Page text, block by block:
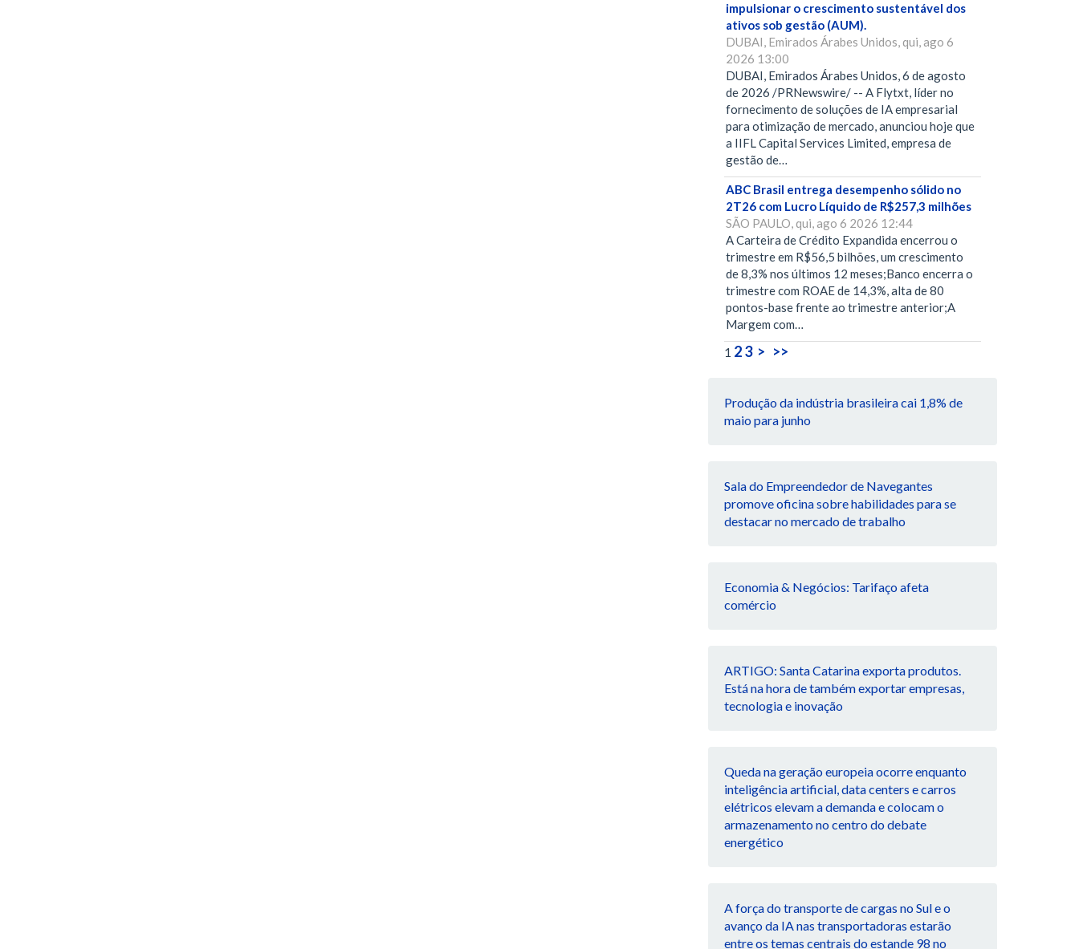
impulsionar o crescimento sustentável dos
ativos sob gestão (AUM).
DUBAI, Emirados Árabes Unidos, qui, ago 6
2026 13:00
DUBAI, Emirados Árabes Unidos, 6 de agosto
de 2026 /PRNewswire/ -- A Flytxt, líder no
fornecimento de soluções de IA empresarial
para otimização de mercado, anunciou hoje que
a IIFL Capital Services Limited, empresa de
gestão de…
ABC Brasil entrega desempenho sólido no
2T26 com Lucro Líquido de R$257,3 milhões
SÃO PAULO, qui, ago 6 2026 12:44
A Carteira de Crédito Expandida encerrou o
trimestre em R$56,5 bilhões, um crescimento
de 8,3% nos últimos 12 meses;Banco encerra o
trimestre com ROAE de 14,3%, alta de 80
pontos-base frente ao trimestre anterior;A
Margem com…
1 23 > >>
Produção da indústria brasileira cai 1,8% de
maio para junho
Sala do Empreendedor de Navegantes
promove oficina sobre habilidades para se
destacar no mercado de trabalho
Economia & Negócios: Tarifaço afeta
comércio
ARTIGO: Santa Catarina exporta produtos.
Está na hora de também exportar empresas,
tecnologia e inovação
Queda na geração europeia ocorre enquanto
inteligência artificial, data centers e carros
elétricos elevam a demanda e colocam o
armazenamento no centro do debate
energético
A força do transporte de cargas no Sul e o
avanço da IA nas transportadoras estarão
entre os temas centrais do estande 98 no